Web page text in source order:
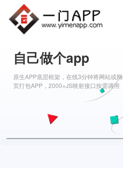
自己做个app
原生APP底层框架，在线3分钟将网站或网
页打包APP，2000+JS映射接口按需调用